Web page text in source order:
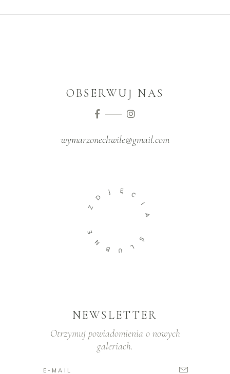
OBSERWUJ NAS
wymarzonechwile@gmail.com
Z
D
J Ę
C
I
A
Ś
L
U
B
N
E
NEWSLETTER
Otrzymuj powiadomienia o nowych
galeriach.